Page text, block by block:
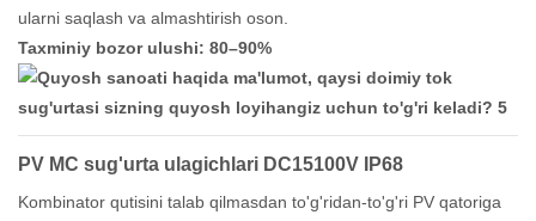
ularni saqlash va almashtirish oson.
Taxminiy bozor ulushi: 80–90%
PV MC sug'urta ulagichlari DC15100V IP68
Kombinator qutisini talab qilmasdan to'g'ridan-to'g'ri PV qatoriga